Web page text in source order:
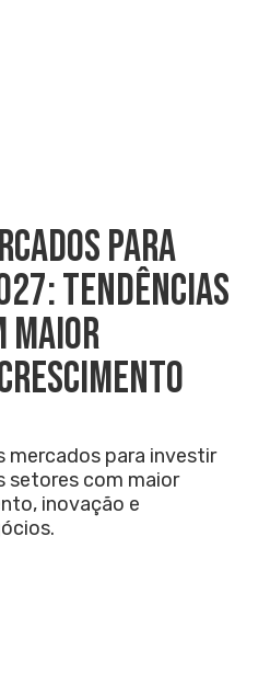
PARA
TENDÊNCIAS
MAIOR
mercados para investir
setores com maior
inovação e